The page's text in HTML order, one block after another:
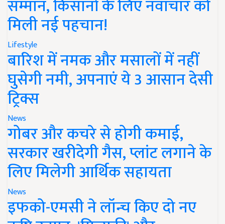
सम्मान, किसानों के लिए नवाचार को
मिली नई पहचान!
Lifestyle
बारिश में नमक और मसालों में नहीं
घुसेगी नमी, अपनाएं ये 3 आसान देसी
ट्रिक्स
News
गोबर और कचरे से होगी कमाई,
सरकार खरीदेगी गैस, प्लांट लगाने के
लिए मिलेगी आर्थिक सहायता
News
इफको-एमसी ने लॉन्च किए दो नए